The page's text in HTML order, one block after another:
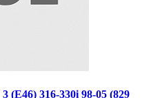
(E46) 316-330i 98-05 (829